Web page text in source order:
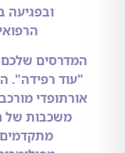
ובפגיעה ביעילות
הרפואית שלו.
שלכם הם לא
רפידה". הם מוצר
מורכב העשוי
משכבות של חומרים
מתקדמים – החל